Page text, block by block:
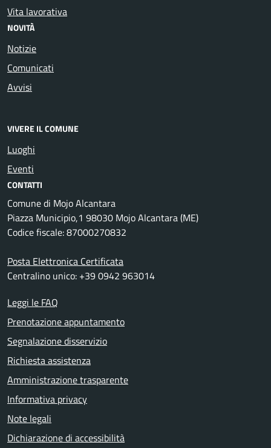
Vita lavorativa
NOVITÀ
Notizie
Comunicati
Avvisi
VIVERE IL COMUNE
Luoghi
Eventi
CONTATTI
Comune di Mojo Alcantara
Piazza Municipio,1 98030 Mojo Alcantara (ME)
Codice fiscale: 87000270832
Posta Elettronica Certificata
Centralino unico: +39 0942 963014
Leggi le FAQ
Prenotazione appuntamento
Segnalazione disservizio
Richiesta assistenza
Amministrazione trasparente
Informativa privacy
Note legali
Dichiarazione di accessibilità